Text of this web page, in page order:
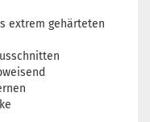
extrem gehärteten